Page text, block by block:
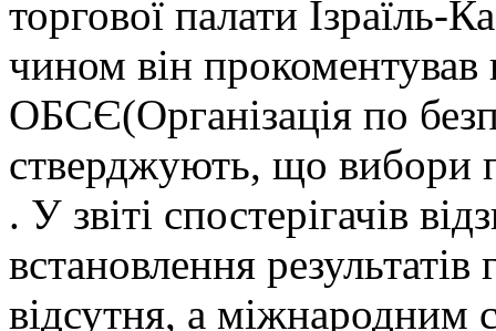
торгової палати
чином він прокоментував
ОБСЄ(Організація по
стверджують, що вибори
. У звіті спостерігачів
встановлення
відсутня, а міжнародним